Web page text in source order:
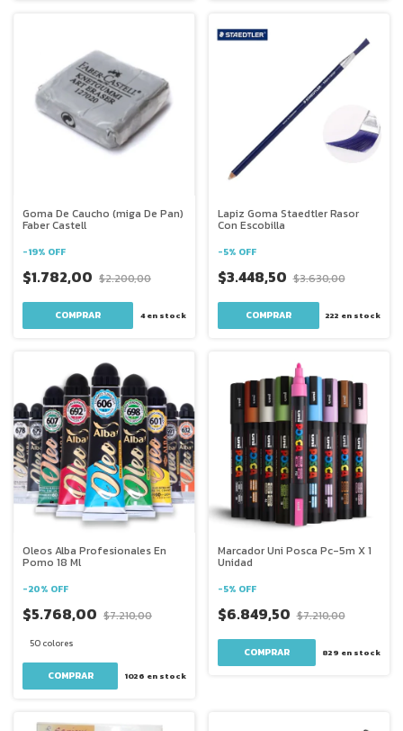
Goma De Caucho (miga De Pan)
Faber Castell
-19% OFF
$1.782,00 $2.200,00
4en stock
Lapiz Goma Staedtler Rasor
Con Escobilla
-5% OFF
$3.448,50 $3.630,00
222 en stock
Oleos Alba Profesionales En
Pomo 18 Ml
-20% OFF
$5.768,00 $7.210,00
50 colores
COMPRAR 1026 en stock
Marcador Uni Posca Pc-5m X 1
Unidad
-5% OFF
$6.849,50 $7.210,00
COMPRAR 829 en stock